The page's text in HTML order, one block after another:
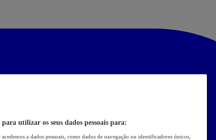
utilizar os seus dados pessoais para:
a dados pessoais, como dados de navegação ou identificadores únicos,